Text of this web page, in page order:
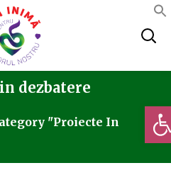
dezbatere
"Proiecte In